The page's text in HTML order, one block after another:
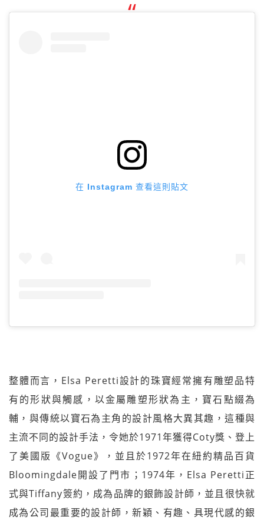
在 Instagram 查看這則貼文
整體而言，Elsa Peretti設計的珠寶經常擁有雕塑品特
有的形狀與觸感，以金屬雕塑形狀為主，寶石點綴為
輔，與傳統以寶石為主角的設計風格大異其趣，這種與
主流不同的設計手法，令她於1971年獲得Coty獎、登上
了美國版《Vogue》，並且於1972年在紐約精品百貨
Bloomingdale開設了門市；1974年，Elsa Peretti正
式與Tiffany簽約，成為品牌的銀飾設計師，並且很快就
成為公司最重要的設計師，新穎、有趣、具現代感的銀